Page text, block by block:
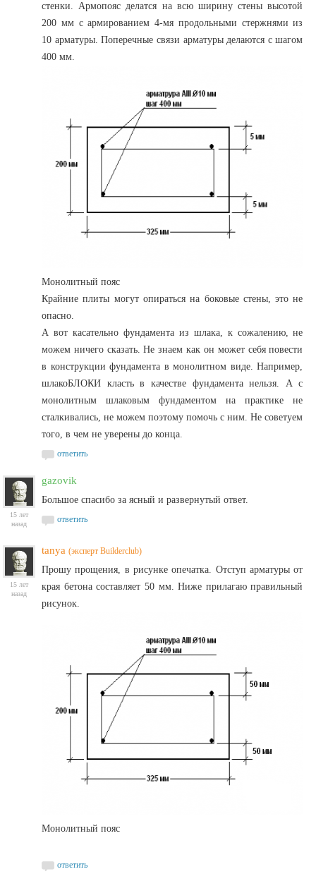
стенки. Армопояс делатся на всю ширину стены высотой
200 мм с армированием 4-мя продольными стержнями из
10 арматуры. Поперечные связи арматуры делаются с шагом
400 мм.
Монолитный пояс
Крайние плиты могут опираться на боковые стены, это не
опасно.
А вот касательно фундамента из шлака, к сожалению, не
можем ничего сказать. Не знаем как он может себя повести
в конструкции фундамента в монолитном виде. Например,
шлакоБЛОКИ класть в качестве фундамента нельзя. А с
монолитным шлаковым фундаментом на практике не
сталкивались, не можем поэтому помочь с ним. Не советуем
того, в чем не уверены до конца.
ответить
15 лет
назад
gazovik
Большое спасибо за ясный и развернутый ответ.
ответить
15 лет
назад
tanya (эксперт Builderclub)
Прошу прощения, в рисунке опечатка. Отступ арматуры от
края бетона составляет 50 мм. Ниже прилагаю правильный
рисунок.
Монолитный пояс
ответить